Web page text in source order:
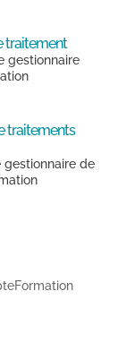
traitement
gestionnaire
traitements
gestionnaire de